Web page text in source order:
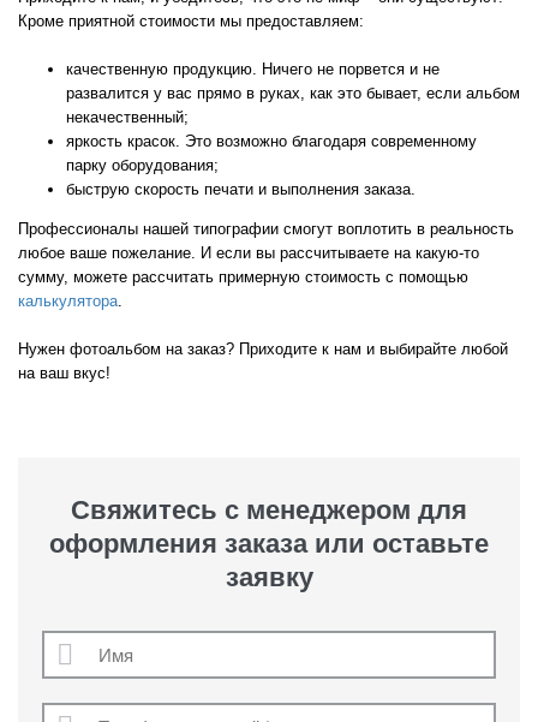
Кроме приятной стоимости мы предоставляем:
качественную продукцию. Ничего не порвется и не
развалится у вас прямо в руках, как это бывает, если альбом
некачественный;
яркость красок. Это возможно благодаря современному
парку оборудования;
быструю скорость печати и выполнения заказа.
Профессионалы нашей типографии смогут воплотить в реальность
любое ваше пожелание. И если вы рассчитываете на какую-то
сумму, можете рассчитать примерную стоимость с помощью
калькулятора
Нужен фотоальбом на заказ? Приходите к нам и выбирайте любой
на ваш вкус!
Свяжитесь с менеджером для
оформления заказа или оставьте
заявку